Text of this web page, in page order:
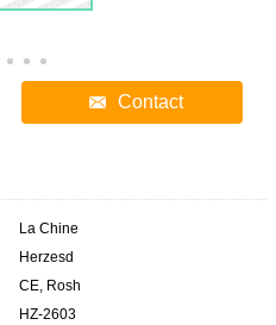
Contact
La Chine
Herzesd
CE, Rosh
HZ-2603